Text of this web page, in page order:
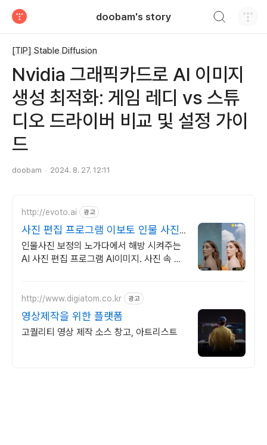
doobam's story
[TIP] Stable Diffusion
Nvidia 그래픽카드로 AI 이미지
생성 최적화: 게임 레디 vs 스튜
디오 드라이버 비교 및 설정 가이
드
doobam 2024. 8. 27. 12:11
http://evoto.ai 광고
사진 편집 프로그램 이보토 인물 사진
보정의 모든 것
인물사진 보정의 노가다에서 해방 시켜주는
AI 사진 편집 프로그램 AI이미지. 사진 속 인
http://www.digiatom.co.kr 광고
영상제작을 위한 플랫폼
고퀄리티 영상 제작 소스 창고, 아트리스트